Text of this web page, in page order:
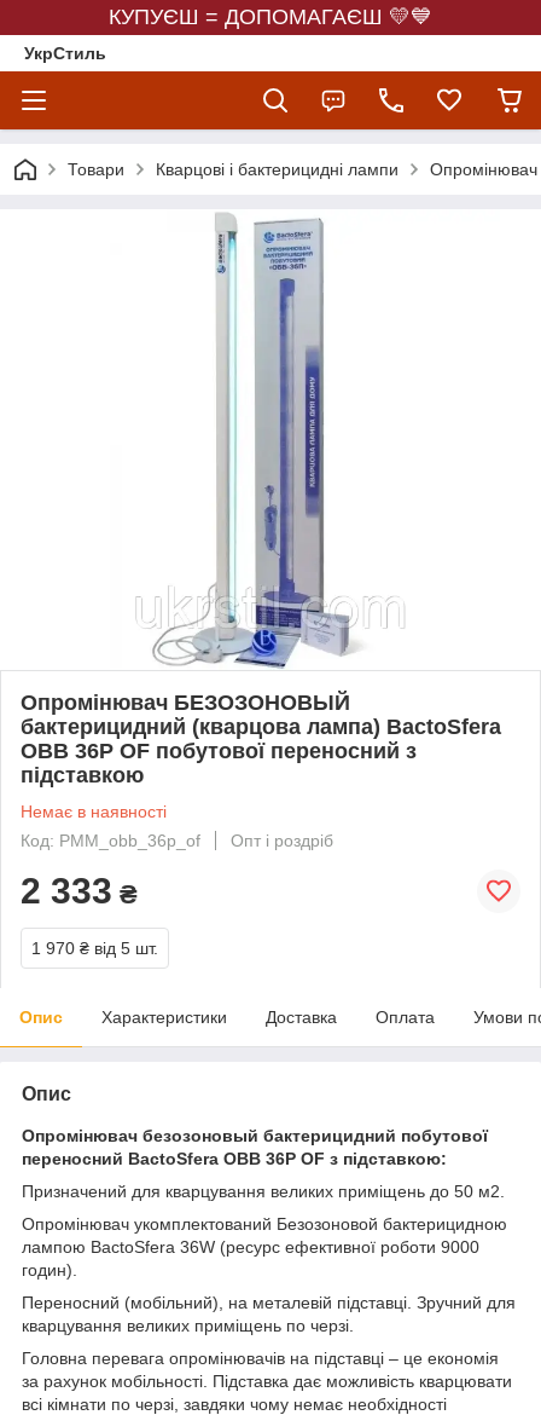
КУПУЄШ = ДОПОМАГАЄШ 💛💙
УкрСтиль
Товари Кварцові і бактерицидні лампи Опромінювач
Опромінювач БЕЗОЗОНОВЫЙ
бактерицидний (кварцова лампа) BactoSfera
OBB 36P OF побутової переносний з
підставкою
Немає в наявності
Код: PMM_obb_36p_of
Опт і роздріб
2 333 ₴
1 970 ₴ від 5 шт.
Опис Характеристики Доставка Оплата Умови
Опис
Опромінювач безозоновый бактерицидний побутової
переносний BactoSfera OBB 36P OF з підставкою:
Призначений для кварцування великих приміщень до 50 м2.
Опромінювач укомплектований Безозоновой бактерицидною
лампою BactoSfera 36W (ресурс ефективної роботи 9000
годин).
Переносний (мобільний), на металевій підставці. Зручний для
кварцування великих приміщень по черзі.
Головна перевага опромінювачів на підставці – це економія
за рахунок мобільності. Підставка дає можливість кварцювати
всі кімнати по черзі, завдяки чому немає необхідності